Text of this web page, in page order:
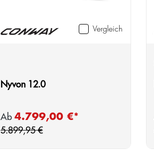
Vergleich
Nyvon 12.0
Verkaufspreis:
Ab 4.799,00 €*
5.899,95 €